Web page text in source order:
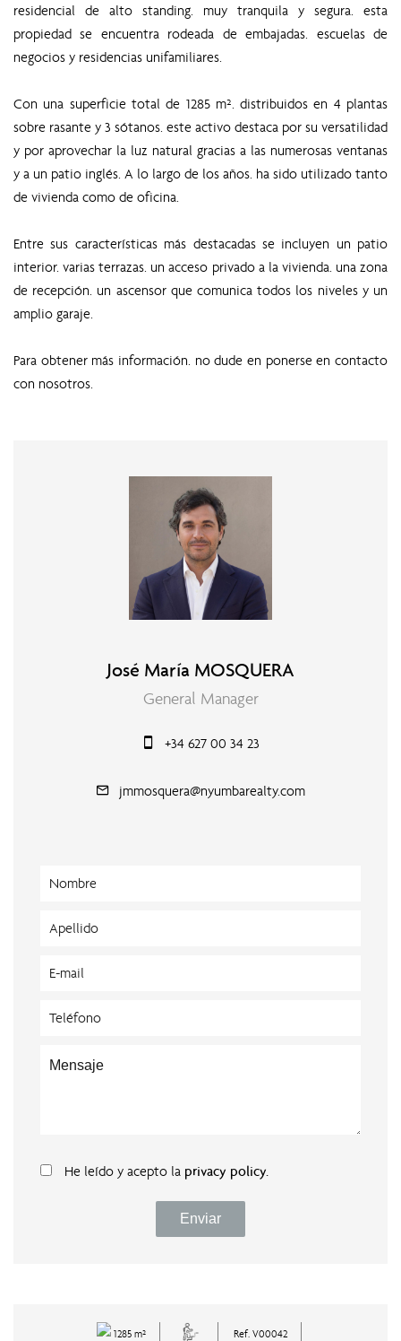
residencial de alto standing. muy tranquila y segura. esta
propiedad se encuentra rodeada de embajadas. escuelas de
negocios y residencias unifamiliares.
Con una superficie total de 1285 m². distribuidos en 4 plantas
sobre rasante y 3 sótanos. este activo destaca por su versatilidad
y por aprovechar la luz natural gracias a las numerosas ventanas
y a un patio inglés. A lo largo de los años. ha sido utilizado tanto
de vivienda como de oficina.
Entre sus características más destacadas se incluyen un patio
interior. varias terrazas. un acceso privado a la vivienda. una zona
de recepción. un ascensor que comunica todos los niveles y un
amplio garaje.
Para obtener más información. no dude en ponerse en contacto
con nosotros.
José María MOSQUERA
General Manager
+34 627 00 34 23
jmmosquera@nyumbarealty.com
He leído y acepto la privacy policy
Enviar
1285 m² Ref. V00042